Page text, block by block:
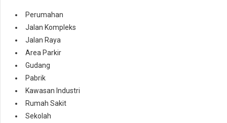
Perumahan
Jalan Kompleks
Jalan Raya
Area Parkir
Gudang
Pabrik
Kawasan Industri
Rumah Sakit
Sekolah